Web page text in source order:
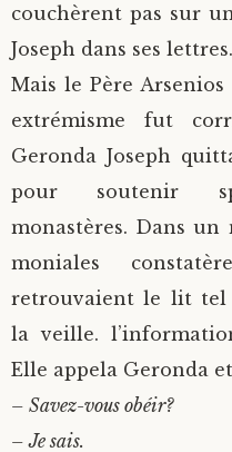
couchèrent pas sur
Joseph dans ses lettres.
Mais le Père
extrémisme fut
Geronda Joseph
pour soutenir
monastères. Dans un
moniales
retrouvaient le lit tel
la veille.
Elle appela Geronda
– Savez-vous obéir?
– Je sais.